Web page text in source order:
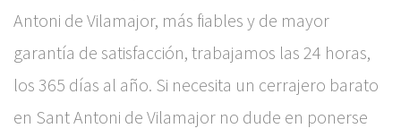
Antoni de Vilamajor, más fiables y de mayor
garantía de satisfacción, trabajamos las 24 horas,
los 365 días al año. Si necesita un cerrajero barato
en Sant Antoni de Vilamajor no dude en ponerse